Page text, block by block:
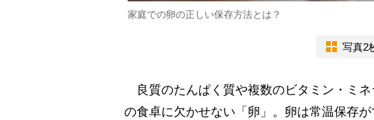
家庭での卵の正しい保存方法とは？
写真2
良質のたんぱく質や複数のビタミン・ミ
の食卓に欠かせない「卵」。卵は常温保存